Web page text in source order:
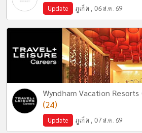
Update ภูเก็ต , 06 ส.ค. 69
Wyndham Vacation Resorts
(24)
Update ภูเก็ต , 07 ส.ค. 69